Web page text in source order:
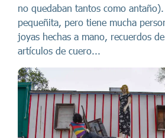
no quedaban tantos como
pequeñita, pero tiene mucha
joyas hechas a mano, recuerdos
artículos de cuero...